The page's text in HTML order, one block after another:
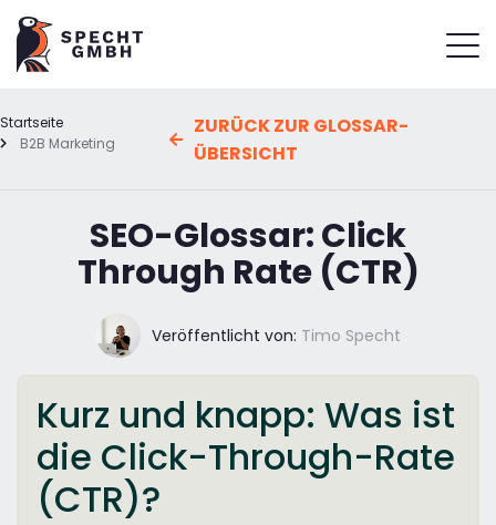
Startseite
B2B Marketing
ZURÜCK ZUR GLOSSAR-
ÜBERSICHT
SEO-Glossar: Click
Through Rate (CTR)
Veröffentlicht von: Timo Specht
Kurz und knapp: Was ist
die Click-Through-Rate
(CTR)?